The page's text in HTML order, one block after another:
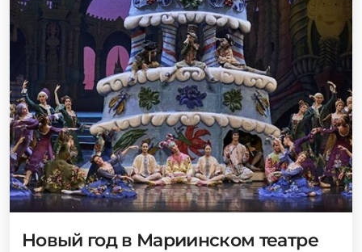
Новый год в Мариинском театре